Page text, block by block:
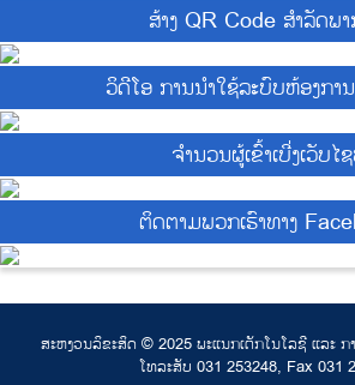
ສ້າງ QR Code ສຳລັດພ
ວິດີໂອ ການນຳໃຊ້ລະບົບຫ້ອງກ
ຈຳນວນຜູ້ເຂົ້າເບີ່ງເວັບໄ
ຕິດຕາມພວກເຮົາທາງ
ສະຫງວນລິຂະສິດ © 2025 ພະແນກເຕັກໂນໂລຊີ ແລະ ກ
ໂທລະສັບ 031 253248, Fax 031